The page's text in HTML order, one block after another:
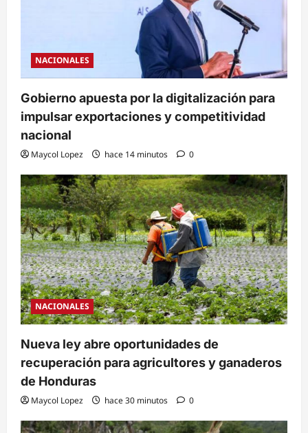
NACIONALES
Gobierno apuesta por la digitalización para
impulsar exportaciones y competitividad
nacional
Maycol Lopez hace 14 minutos 0
NACIONALES
Nueva ley abre oportunidades de
recuperación para agricultores y ganaderos
de Honduras
Maycol Lopez hace 30 minutos 0